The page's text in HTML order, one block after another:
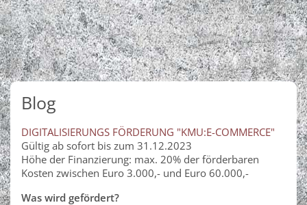
Blog
DIGITALISIERUNGS FÖRDERUNG "KMU:E-COMMERCE"
Gültig ab sofort bis zum 31.12.2023
Höhe der Finanzierung: max. 20% der förderbaren
Kosten zwischen Euro 3.000,- und Euro 60.000,-
Was wird gefördert?